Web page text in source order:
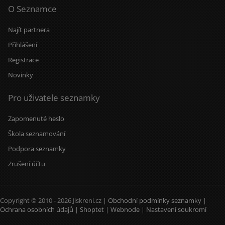
O Seznamce
Najít partnera
Přihlášení
Registrace
Novinky
Pro uživatele seznamky
Zapomenuté heslo
Škola seznamování
Podpora seznamky
Zrušení účtu
Copyright © 2010 - 2026 Jiskreni.cz | Obchodní podmínky seznamky |
Ochrana osobních údajů | Shoptet | Webnode | Nastavení soukromí